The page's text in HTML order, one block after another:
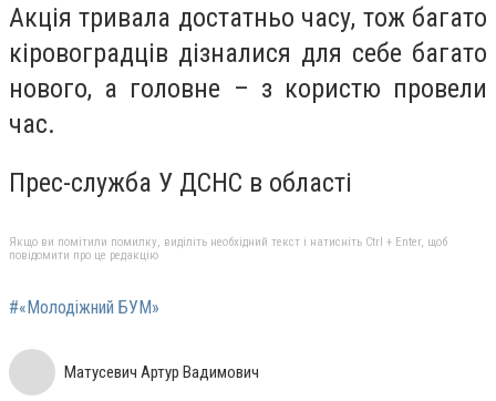
Акція тривала достатньо часу, тож багато
кіровоградців дізналися для себе багато
нового, а головне – з користю провели
час.
Прес-служба У ДСНС в області
Якщо ви помітили помилку, виділіть необхідний текст і натисніть Ctrl + Enter, щоб
повідомити про це редакцію
#«Молодіжний БУМ»
Матусевич Артур Вадимович